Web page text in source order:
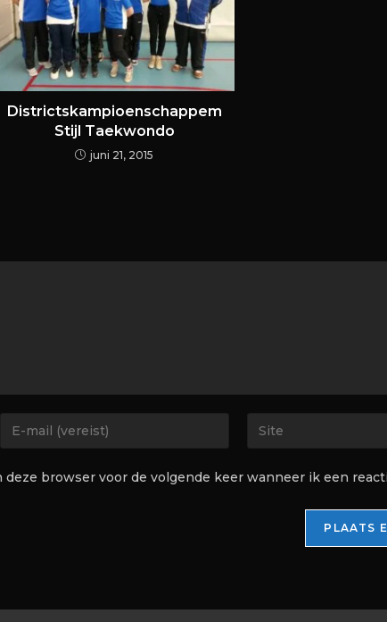
Districtskampioenschappem
Stijl Taekwondo
juni 21, 2015
browser voor de volgende keer wanneer ik een